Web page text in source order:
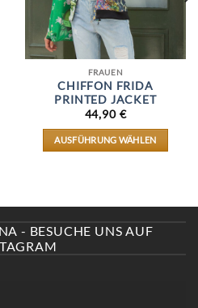
FRAUEN
CHIFFON FRIDA
PRINTED JACKET
44,90 €
AUSFÜHRUNG WÄHLEN
VARIANTEN
DIE
- BESUCHE UNS AUF